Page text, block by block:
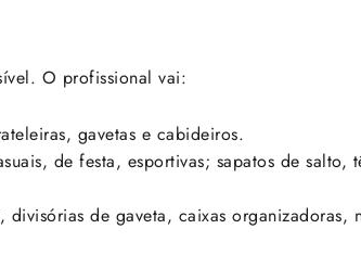
O profissional vai:
gavetas e cabideiros.
de festa, esportivas; sapatos de
de gaveta, caixas